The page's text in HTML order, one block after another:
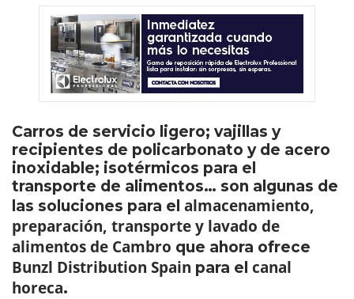
Carros de servicio ligero; vajillas y
recipientes de policarbonato y de acero
inoxidable; isotérmicos para el
transporte de alimentos… son algunas de
las soluciones para el almacenamiento,
preparación, transporte y lavado de
alimentos de Cambro que ahora ofrece
Bunzl Distribution Spain para el canal
horeca.